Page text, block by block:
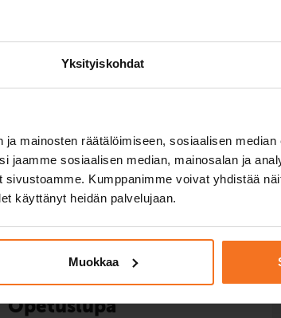
Yksityiskohdat
mainosten räätälöimiseen, sosiaalisen
jaamme sosiaalisen median, mainosalan ja
Kumppanimme voivat yhdistää
käyttänyt heidän palvelujaan.
Muokkaa
TOIMIPISTEEN PALVELUT
Opetuslupa